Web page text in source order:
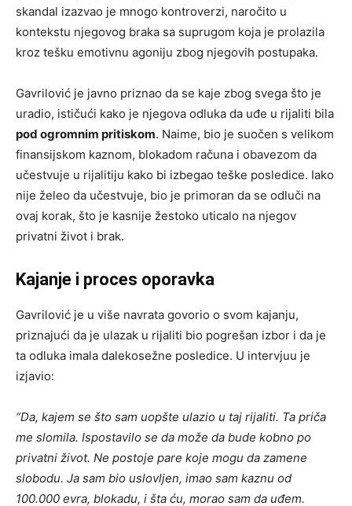
skandal izazvao je mnogo kontroverzi, naročito u
kontekstu njegovog braka sa suprugom koja je prolazila
kroz tešku emotivnu agoniju zbog njegovih postupaka.
Gavrilović je javno priznao da se kaje zbog svega što je
uradio, ističući kako je njegova odluka da uđe u rijaliti bila
pod ogromnim pritiskom. Naime, bio je suočen s velikom
finansijskom kaznom, blokadom računa i obavezom da
učestvuje u rijalitiju kako bi izbegao teške posledice. Iako
nije želeo da učestvuje, bio je primoran da se odluči na
ovaj korak, što je kasnije žestoko uticalo na njegov
privatni život i brak.
Kajanje i proces oporavka
Gavrilović je u više navrata govorio o svom kajanju,
priznajući da je ulazak u rijaliti bio pogrešan izbor i da je
ta odluka imala dalekosežne posledice. U intervjuu je
izjavio:
“Da, kajem se što sam uopšte ulazio u taj rijaliti. Ta priča
me slomila. Ispostavilo se da može da bude kobno po
privatni život. Ne postoje pare koje mogu da zamene
slobodu. Ja sam bio uslovljen, imao sam kaznu od
100.000 evra, blokadu, i šta ću, morao sam da uđem.